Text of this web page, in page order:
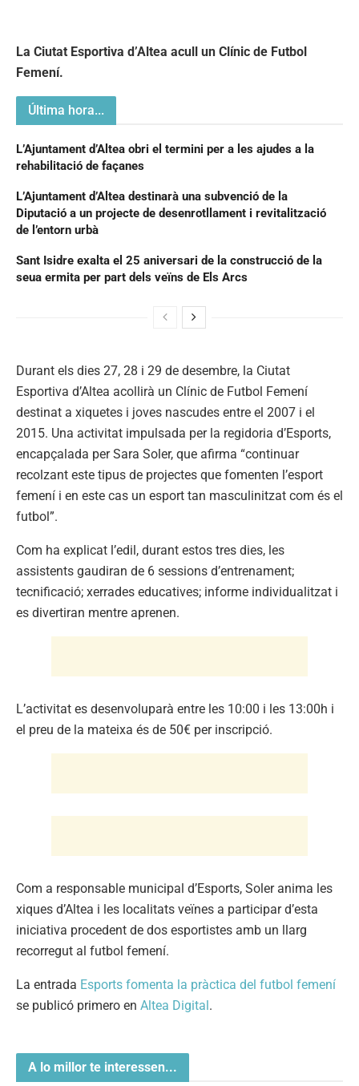
La Ciutat Esportiva d’Altea acull un Clínic de Futbol
Femení.
Última hora...
L’Ajuntament d’Altea obri el termini per a les ajudes a la
rehabilitació de façanes
L’Ajuntament d’Altea destinarà una subvenció de la
Diputació a un projecte de desenrotllament i revitalització
de l’entorn urbà
Sant Isidre exalta el 25 aniversari de la construcció de la
seua ermita per part dels veïns de Els Arcs
Durant els dies 27, 28 i 29 de desembre, la Ciutat
Esportiva d’Altea acollirà un Clínic de Futbol Femení
destinat a xiquetes i joves nascudes entre el 2007 i el
2015. Una activitat impulsada per la regidoria d’Esports,
encapçalada per Sara Soler, que afirma “continuar
recolzant este tipus de projectes que fomenten l’esport
femení i en este cas un esport tan masculinitzat com és el
futbol”.
Com ha explicat l’edil, durant estos tres dies, les
assistents gaudiran de 6 sessions d’entrenament;
tecnificació; xerrades educatives; informe individualitzat i
es divertiran mentre aprenen.
L’activitat es desenvoluparà entre les 10:00 i les 13:00h i
el preu de la mateixa és de 50€ per inscripció.
Com a responsable municipal d’Esports, Soler anima les
xiques d’Altea i les localitats veïnes a participar d’esta
iniciativa procedent de dos esportistes amb un llarg
recorregut al futbol femení.
La entrada Esports fomenta la pràctica del futbol femení
se publicó primero en Altea Digital.
A lo millor te interessen...